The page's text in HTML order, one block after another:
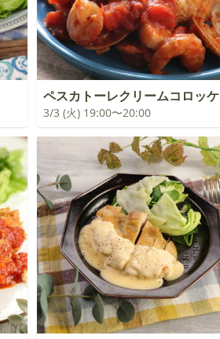
ペスカトーレクリームコロッケ
3/3 (火) 19:00〜20:00